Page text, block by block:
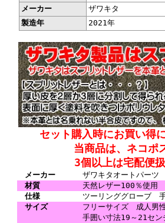
メーカー
ザワキタ
製造年
2021年
セット購入時にお買い得
当商品は、ネコポ
3個以上は宅配便
メーカー
ザワキタオートパーツ
材質
天然レザー100％使用
仕様
ツーリンググローブ
サイズ
フリーサイズ 成人男性
手囲い寸法19～21セン